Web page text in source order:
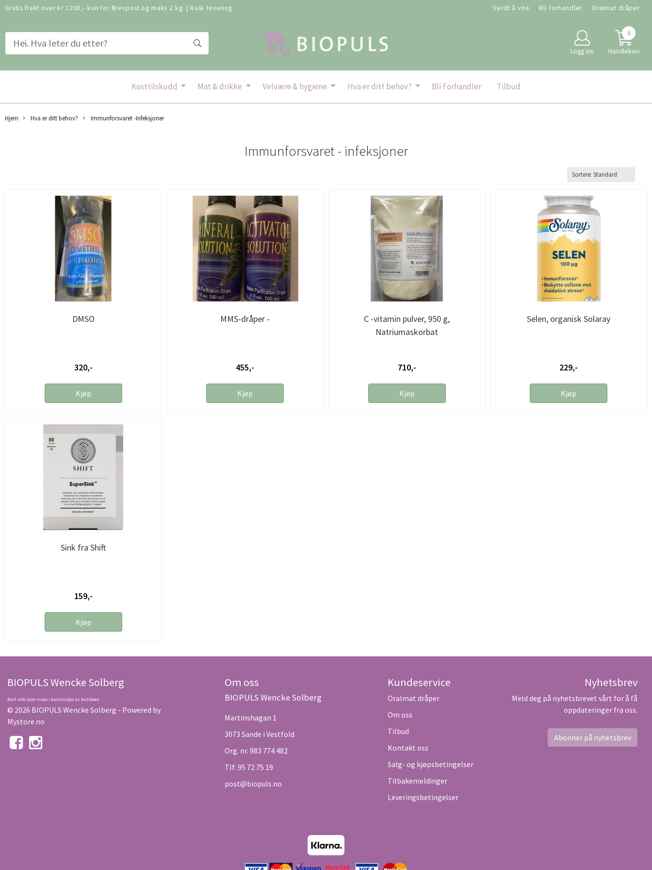
Gratis frakt over kr 1200,- kun for Brevpost og maks 2 kg. | Rask levering Verdt å vite Bli forhandler Oralmat dråper
Logg inn
0
Handlekurv
Kosttilskudd Mat & drikke Velvære & hygiene Hva er ditt behov? Bli Forhandler Tilbud
Hjem Hva er ditt behov? Immunforsvaret -Infeksjoner
Immunforsvaret - infeksjoner
DMSO
320,-
Kjøp
MMS-dråper -
455,-
Kjøp
C -vitamin pulver, 950 g,
Natriumaskorbat
710,-
Kjøp
Selen, organisk Solaray
229,-
Kjøp
Sink fra Shift
159,-
Kjøp
BIOPULS Wencke Solberg
Kort info som vises i bunnlinjen av butikken
© 2026 BIOPULS Wencke Solberg - Powered by
Mystore.no
Om oss
BIOPULS Wencke Solberg
Martinshagan 1
3073 Sande i Vestfold
Org. nr. 983 774 482
Tlf: 95 72 75 19
post@biopuls.no
Kundeservice
Oralmat dråper
Om oss
Tilbud
Kontakt oss
Salg- og kjøpsbetingelser
Tilbakemeldinger
Leveringsbetingelser
Nyhetsbrev
Meld deg på nyhetsbrevet vårt for å få
oppdateringer fra oss.
Abonner på nyhetsbrev